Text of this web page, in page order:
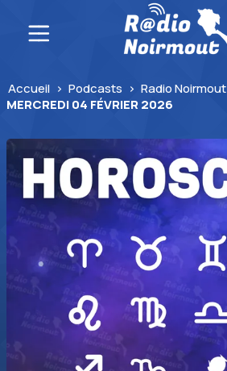
Accueil > Podcasts > Radio Noirmout
MERCREDI 04 FÉVRIER 2026